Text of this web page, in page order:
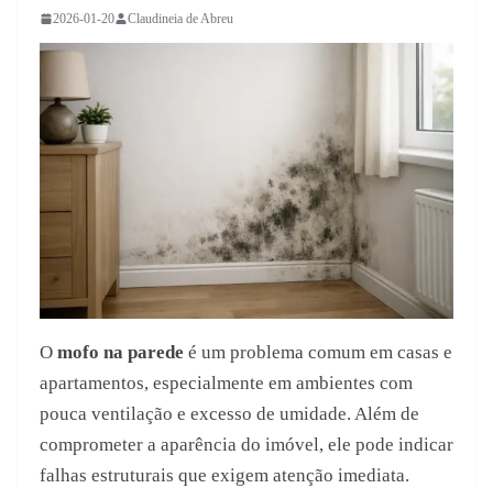
2026-01-20 Claudineia de Abreu
O mofo na parede é um problema comum em casas e
apartamentos, especialmente em ambientes com
pouca ventilação e excesso de umidade. Além de
comprometer a aparência do imóvel, ele pode indicar
falhas estruturais que exigem atenção imediata.